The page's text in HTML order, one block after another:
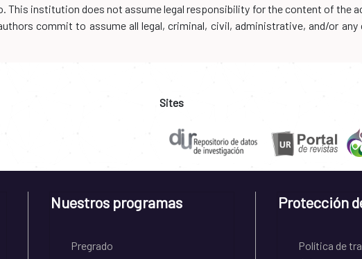
This institution does not assume legal responsibility for the content of the
commit to assume all legal, criminal, civil, administrative, and/or
Sites
Nuestros programas
Pregrado
Protección
Política de